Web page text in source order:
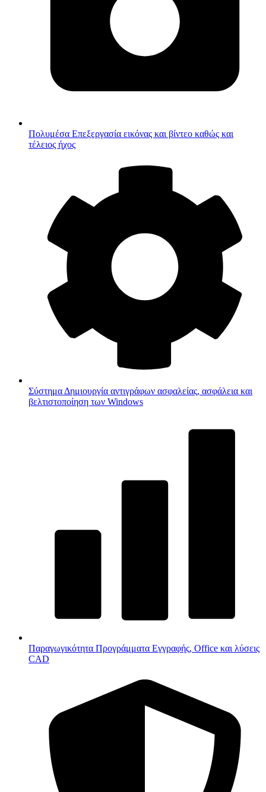
Πολυμέσα Επεξεργασία εικόνας και βίντεο καθώς και
τέλειος ήχος
Σύστημα Δημιουργία αντιγράφων ασφαλείας, ασφάλεια και
βελτιστοποίηση των Windows
Παραγωγικότητα Προγράμματα Εγγραφής, Office και λύσεις
CAD